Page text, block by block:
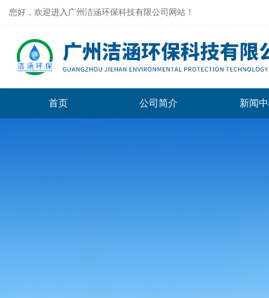
您好，欢迎进入广州洁涵环保科技有限公司网站！
首页 公司简介 新闻